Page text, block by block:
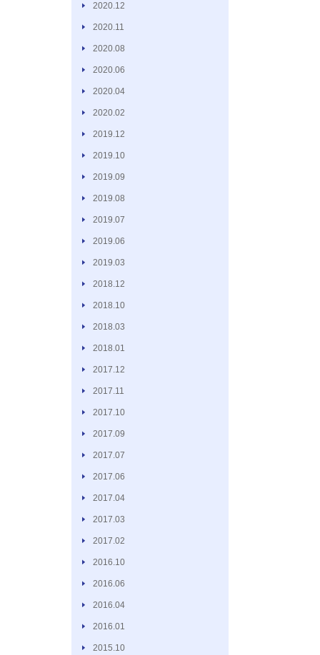
2020.12
2020.11
2020.08
2020.06
2020.04
2020.02
2019.12
2019.10
2019.09
2019.08
2019.07
2019.06
2019.03
2018.12
2018.10
2018.03
2018.01
2017.12
2017.11
2017.10
2017.09
2017.07
2017.06
2017.04
2017.03
2017.02
2016.10
2016.06
2016.04
2016.01
2015.10